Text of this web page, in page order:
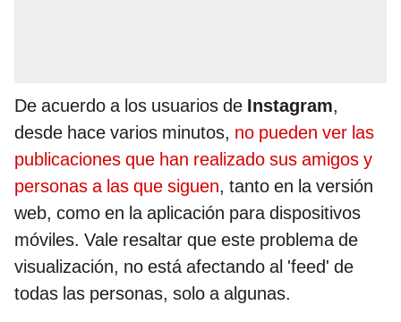
De acuerdo a los usuarios de Instagram,
desde hace varios minutos, no pueden ver las
publicaciones que han realizado sus amigos y
personas a las que siguen, tanto en la versión
web, como en la aplicación para dispositivos
móviles. Vale resaltar que este problema de
visualización, no está afectando al 'feed' de
todas las personas, solo a algunas.